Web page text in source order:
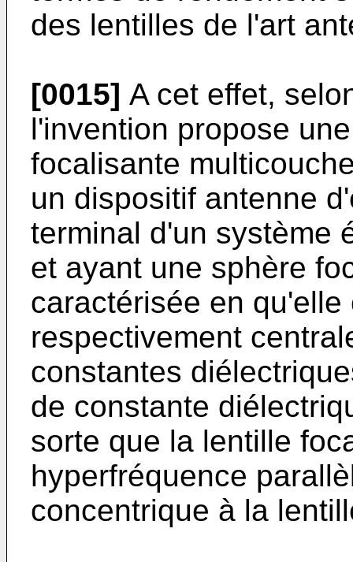
des lentilles de l'art
[0015] A cet effet,
l'invention propose
focalisante
un dispositif antenne
terminal d'un système
et ayant une sphère
caractérisée en
respectivement
constantes
de constante
sorte que la lentille
hyperfréquence
concentrique à la